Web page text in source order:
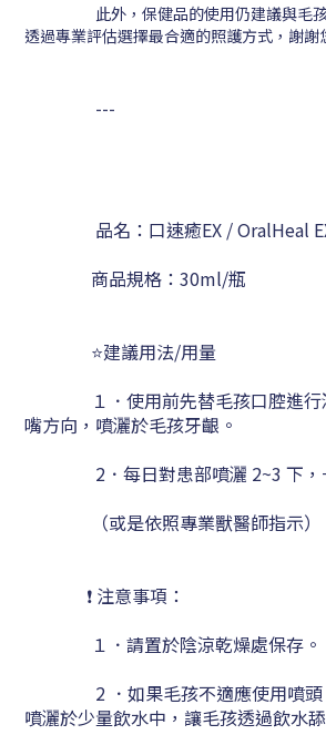
此外，保健品的使用仍建議與毛
透過專業評估選擇最合適的照護方式，謝謝
---
品名：口速癒EX / OralHeal
商品規格：30ml/瓶
⭐建議用法/用量
１．使用前先替毛孩口腔進
嘴方向，噴灑於毛孩牙齦。
2．每日對患部噴灑 2~3 下，
（或是依照專業獸醫師指示）
❗ 注意事項：
１ ．請置於陰涼乾燥處保存 。
2 ．如果毛孩不適應使用噴
噴灑於少量飲水中 ，讓毛孩透過飲水